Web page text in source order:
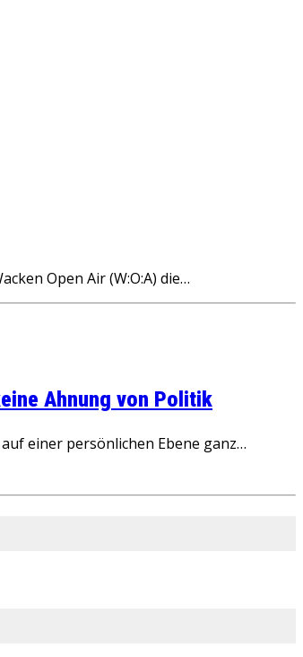
Open Air (W:O:A) die…
Ahnung von Politik
einer persönlichen Ebene ganz…